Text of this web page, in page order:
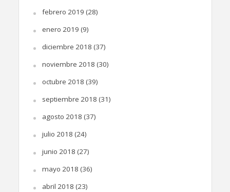
febrero 2019 (28)
enero 2019 (9)
diciembre 2018 (37)
noviembre 2018 (30)
octubre 2018 (39)
septiembre 2018 (31)
agosto 2018 (37)
julio 2018 (24)
junio 2018 (27)
mayo 2018 (36)
abril 2018 (23)